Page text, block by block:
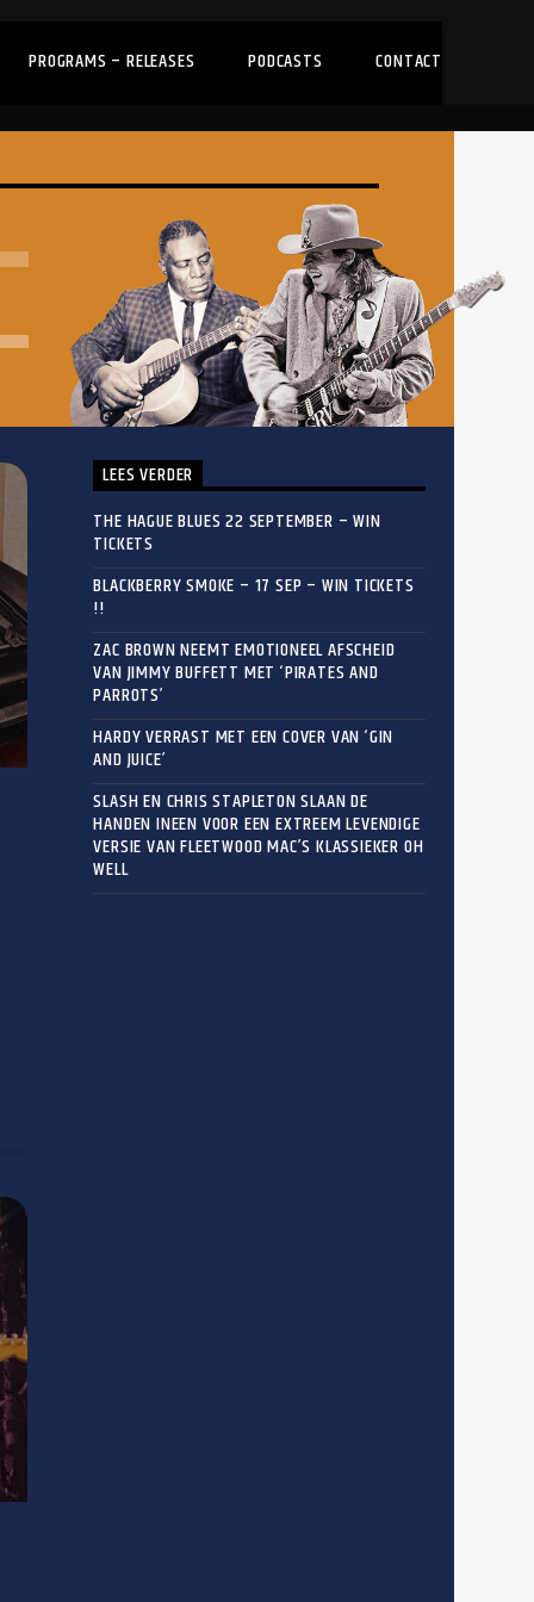
PROGRAMS – RELEASES PODCASTS CONTACT
LEES VERDER
THE HAGUE BLUES 22 SEPTEMBER – WIN
TICKETS
BLACKBERRY SMOKE – 17 SEP – WIN TICKETS
!!
ZAC BROWN NEEMT EMOTIONEEL AFSCHEID
VAN JIMMY BUFFETT MET ‘PIRATES AND
PARROTS’
HARDY VERRAST MET EEN COVER VAN ‘GIN
AND JUICE’
SLASH EN CHRIS STAPLETON SLAAN DE
HANDEN INEEN VOOR EEN EXTREEM LEVENDIGE
VERSIE VAN FLEETWOOD MAC’S KLASSIEKER OH
WELL